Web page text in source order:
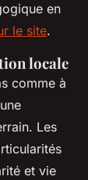
en
le site.
locale
comme à
Les
et vie